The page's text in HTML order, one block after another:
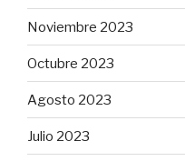
Noviembre 2023
Octubre 2023
Agosto 2023
Julio 2023